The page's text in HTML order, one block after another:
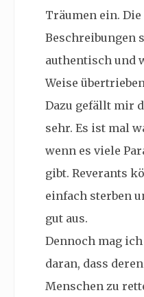
Träumen ein. Die
Beschreibungen
authentisch und
Weise
Dazu gefällt mir
sehr. Es ist mal
wenn es viele
gibt. Reverants
einfach sterben
gut aus.
Dennoch mag
daran, dass
Menschen zu